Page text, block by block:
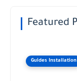
Featured
Guides Installation